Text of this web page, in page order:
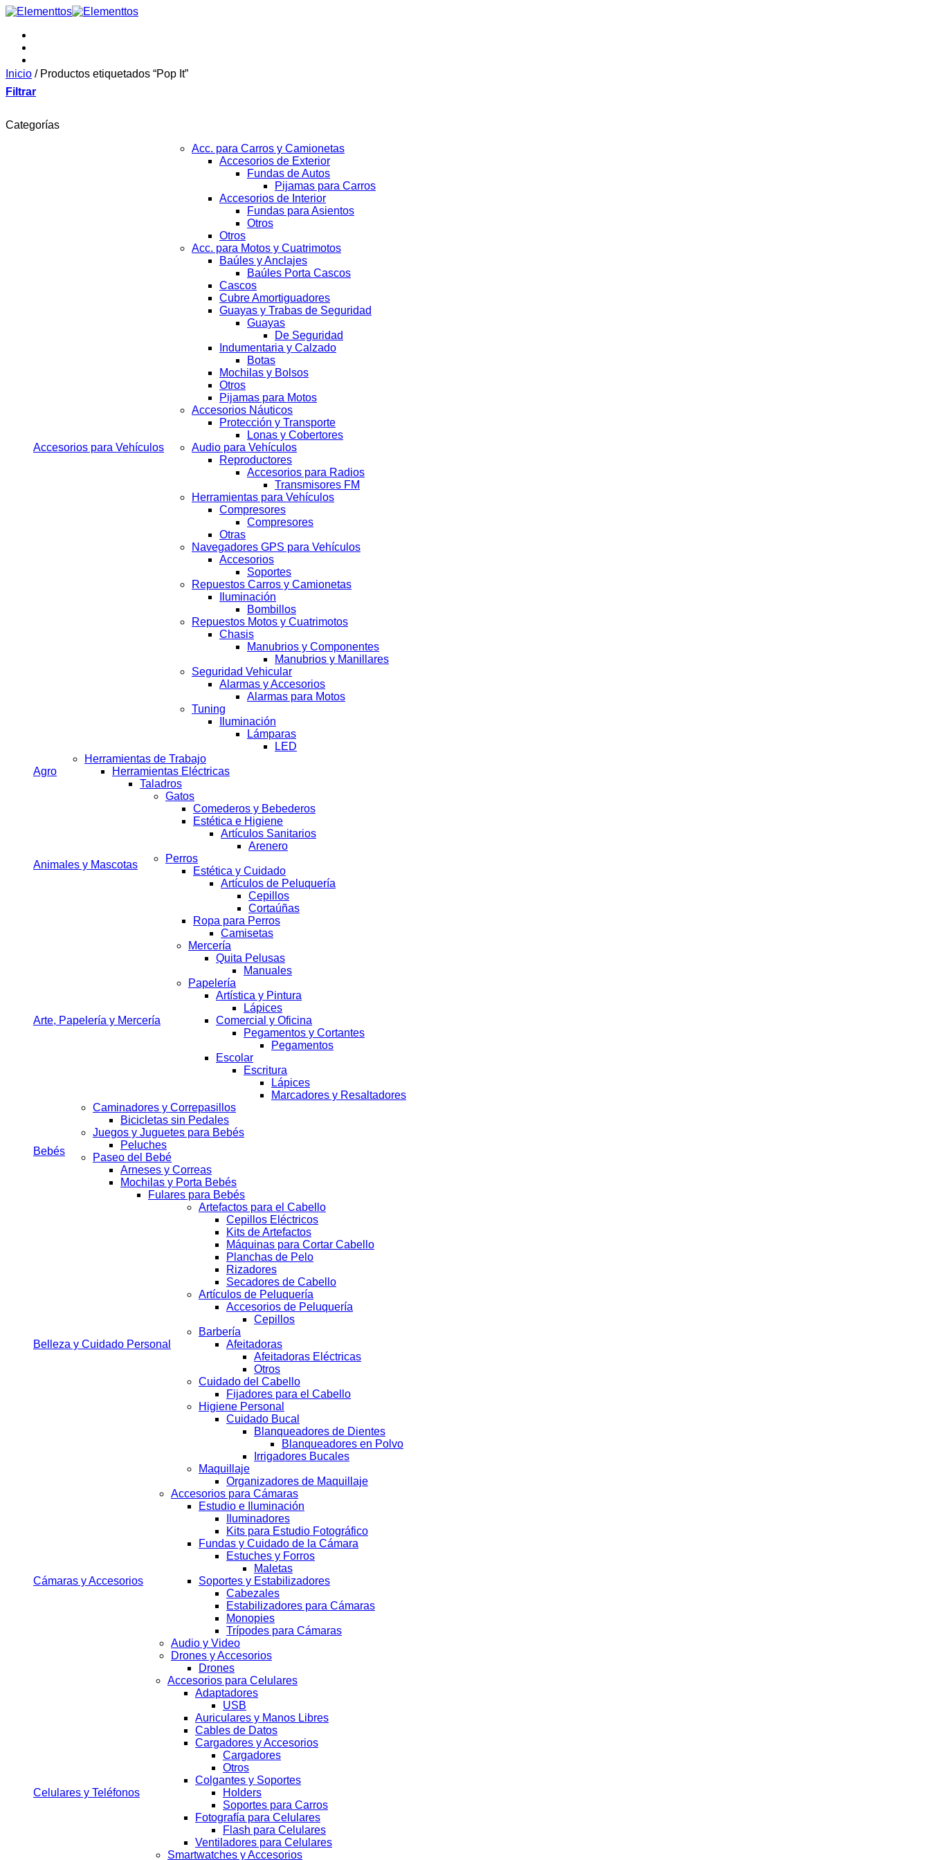
Saltar
contenido
Inicio /Productos etiquetados “Pop It”
Filtrar
Categorías
Accesorios para Vehículos
Acc. para Carros y Camionetas
Accesorios de Exterior
Fundas de Autos
Pijamas para Carros
Accesorios de Interior
Fundas para Asientos
Otros
Otros
Acc. para Motos y Cuatrimotos
Baúles y Anclajes
Baúles Porta Cascos
Cascos
Cubre Amortiguadores
Guayas y Trabas de Seguridad
Guayas
De Seguridad
Indumentaria y Calzado
Botas
Mochilas y Bolsos
Otros
Pijamas para Motos
Accesorios Náuticos
Protección y Transporte
Lonas y Cobertores
Audio para Vehículos
Reproductores
Accesorios para Radios
Transmisores FM
Herramientas para Vehículos
Compresores
Compresores
Otras
Navegadores GPS para Vehículos
Accesorios
Soportes
Repuestos Carros y Camionetas
Iluminación
Bombillos
Repuestos Motos y Cuatrimotos
Chasis
Manubrios y Componentes
Manubrios y Manillares
Seguridad Vehicular
Alarmas y Accesorios
Alarmas para Motos
Tuning
Iluminación
Lámparas
LED
Agro
Herramientas de Trabajo
Herramientas Eléctricas
Taladros
Animales y Mascotas
Gatos
Comederos y Bebederos
Estética e Higiene
Artículos Sanitarios
Arenero
Perros
Estética y Cuidado
Artículos de Peluquería
Cepillos
Cortaúñas
Ropa para Perros
Camisetas
Arte, Papelería y Mercería
Mercería
Quita Pelusas
Manuales
Papelería
Artística y Pintura
Lápices
Comercial y Oficina
Pegamentos y Cortantes
Pegamentos
Escolar
Escritura
Lápices
Marcadores y Resaltadores
Bebés
Caminadores y Correpasillos
Bicicletas sin Pedales
Juegos y Juguetes para Bebés
Peluches
Paseo del Bebé
Arneses y Correas
Mochilas y Porta Bebés
Fulares para Bebés
Belleza y Cuidado Personal
Artefactos para el Cabello
Cepillos Eléctricos
Kits de Artefactos
Máquinas para Cortar Cabello
Planchas de Pelo
Rizadores
Secadores de Cabello
Artículos de Peluquería
Accesorios de Peluquería
Cepillos
Barbería
Afeitadoras
Afeitadoras Eléctricas
Otros
Cuidado del Cabello
Fijadores para el Cabello
Higiene Personal
Cuidado Bucal
Blanqueadores de Dientes
Blanqueadores en Polvo
Irrigadores Bucales
Maquillaje
Organizadores de Maquillaje
Cámaras y Accesorios
Accesorios para Cámaras
Estudio e Iluminación
Iluminadores
Kits para Estudio Fotográfico
Fundas y Cuidado de la Cámara
Estuches y Forros
Maletas
Soportes y Estabilizadores
Cabezales
Estabilizadores para Cámaras
Monopies
Trípodes para Cámaras
Audio y Video
Drones y Accesorios
Drones
Celulares y Teléfonos
Accesorios para Celulares
Adaptadores
USB
Auriculares y Manos Libres
Cables de Datos
Cargadores y Accesorios
Cargadores
Otros
Colgantes y Soportes
Holders
Soportes para Carros
Fotografía para Celulares
Flash para Celulares
Ventiladores para Celulares
Smartwatches y Accesorios